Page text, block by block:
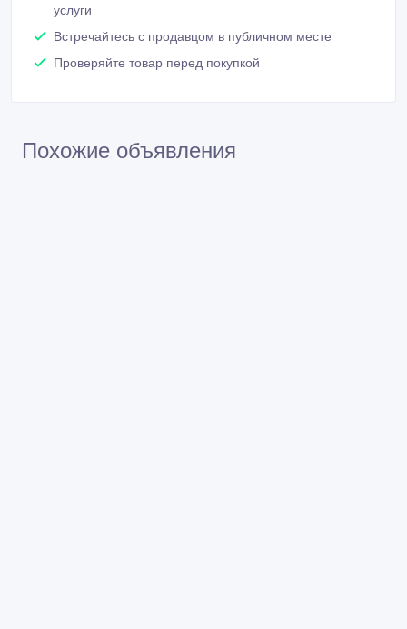
услуги
Встречайтесь с продавцом в публичном месте
Проверяйте товар перед покупкой
Похожие объявления